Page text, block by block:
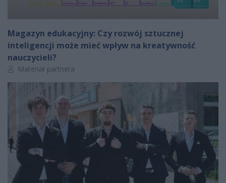
Magazyn edukacyjny: Czy rozwój sztucznej
inteligencji może mieć wpływ na kreatywność
nauczycieli?
Autor artykułu:
Materiał partnera